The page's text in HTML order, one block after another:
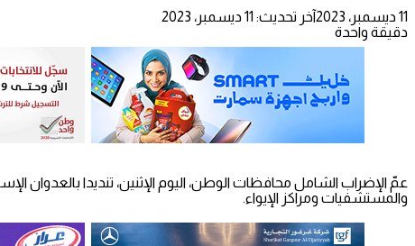
11 ديسمبر، 2023
آخر تحديث: 11 ديسمبر، 2023
دقيقة واحدة
والمستشفيات ومراكز الإيواء.